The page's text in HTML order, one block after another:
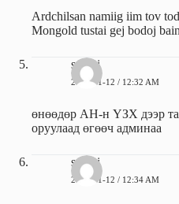
Ardchilsan namiig iim tov
Mongold tustai gej bodoj
sarnai
2012-01-12 / 12:32 AM
өнөөдөр АН-н ҮЗХ дээр
оруулаад өгөөч админаа
sarnai
2012-01-12 / 12:34 AM